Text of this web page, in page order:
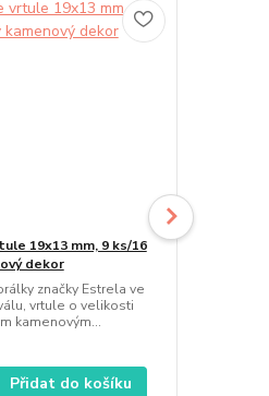
19x13 mm, 9 ks/16
dekor
značky Estrela ve
vrtule o velikosti
kamenovým...
Přidat do košíku